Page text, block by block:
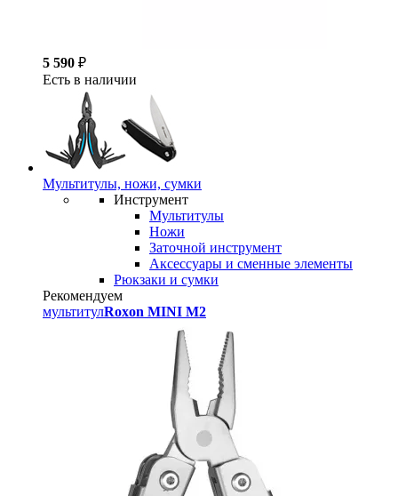
5 590 ₽
Есть в наличии
Мультитулы, ножи, сумки
Инструмент
Мультитулы
Ножи
Заточной инструмент
Аксессуары и сменные элементы
Рюкзаки и сумки
Рекомендуем
мультитулRoxon MINI M2